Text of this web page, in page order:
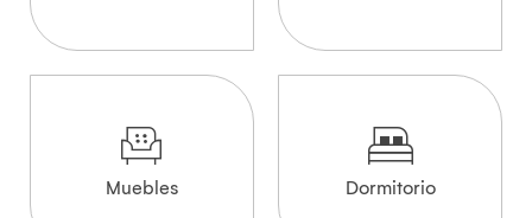
Muebles Dormitorio